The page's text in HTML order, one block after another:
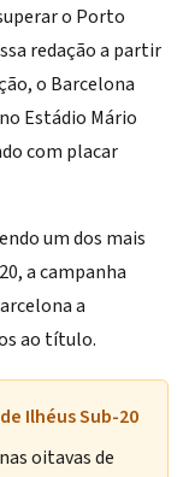
o Porto
redação a partir
o Barcelona
Estádio Mário
com placar
um dos mais
a campanha
a
ao título.
Ilhéus Sub-20
oitavas de